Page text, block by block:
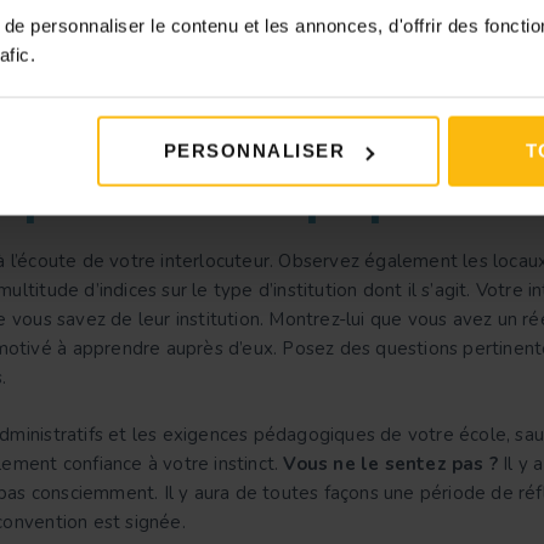
personnaliser le contenu et les annonces, d'offrir des
PERSONNALISER
s’apparentant à un CV. De la sorte, vous aurez plus de
vos recherches tôt.
motivation à
de l’équipe
l’écoute de votre interlocuteur. Observez également les
d’indices sur le type d’institution dont il s’agit. Votre
vous savez de leur institution. Montrez-lui que vous avez un
à apprendre auprès d’eux. Posez des questions
et les exigences pédagogiques de votre école,
confiance à votre instinct.Vous ne le sentez pas ?Il y a
consciemment. Il y aura de toutes façons une période de
est signée.